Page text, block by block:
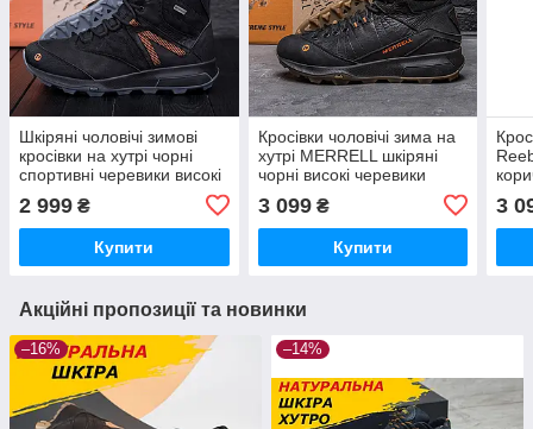
Шкіряні чоловічі зимові
кросівки на хутрі чорні
спортивні черевики високі
чорн бот*
2 999 ₴
Купити
Кросівки чоловічі зима на
хутрі MERRELL шкіряні
чорні високі черевики
натуральна шкіра *М-05ч
бот*
3 099₴
Купити
шок
3
Акційні пропозиції та новинки
–16% –14%